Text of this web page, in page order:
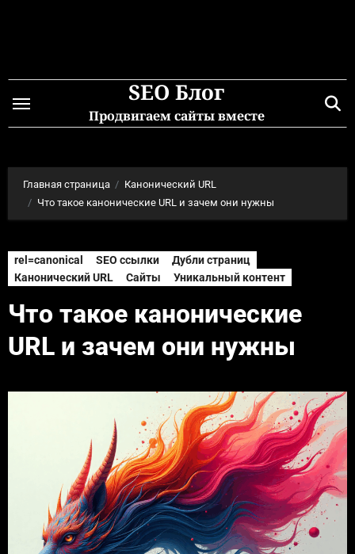
SEO Блог
Продвигаем сайты вместе
Главная страница
Канонический URL
Что такое канонические URL и зачем они нужны
rel=canonical SEO ссылки
Дубли страниц
Канонический URL
Сайты Уникальный контент
Что такое канонические
URL и зачем они нужны